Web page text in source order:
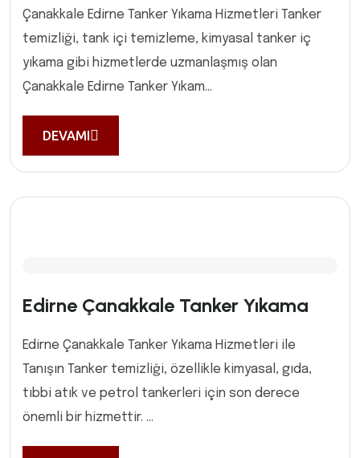
Çanakkale Edirne Tanker Yıkama Hizmetleri Tanker
temizliği, tank içi temizleme, kimyasal tanker iç
yıkama gibi hizmetlerde uzmanlaşmış olan
Çanakkale Edirne Tanker Yıkam...
DEVAMI
Edirne Çanakkale Tanker Yıkama
Edirne Çanakkale Tanker Yıkama Hizmetleri ile
Tanışın Tanker temizliği, özellikle kimyasal, gıda,
tıbbi atık ve petrol tankerleri için son derece
önemli bir hizmettir. ...